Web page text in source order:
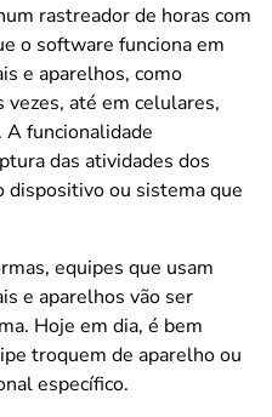
rastreador de horas com
o software funciona em
e aparelhos, como
vezes, até em celulares,
funcionalidade
das atividades dos
dispositivo ou sistema que
equipes que usam
e aparelhos vão ser
Hoje em dia, é bem
troquem de aparelho ou
específico.